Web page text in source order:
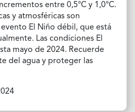
entre 0,5°C y 1,0°C.
y atmosféricas son
El Niño débil, que está
Las condiciones El
mayo de 2024. Recuerde
del agua y proteger las